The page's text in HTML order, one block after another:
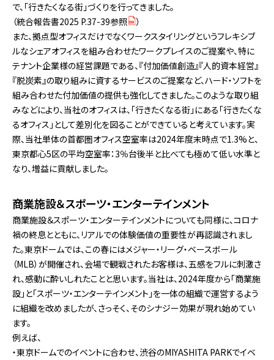
で、「行きたくなる街」づくりを行ってきました。
（統合報告書2025 P.37-39参照
）
また、拠点型オフィスだけでなくワークスタイリングというフレキシブ
ルなシェアオフィスを組み合わせたワークプレイスのご提案や、特に
テナント企業様の経営課題である、『付加価値創造』『人的資本経営』
『脱炭素』の取り組みに資するサービスのご提案など、ハード・ソフトを
組み合わせた付加価値の提供も強化してきました。このような取り組
みなどにより、当社のオフィスは、「行きたくなる街」にある「行きたくな
るオフィス」として差別化を図ることができていると考えています。実
際、当社単体の首都圏オフィス空室率は2024年度末時点で1.3%と、
東京都心5区の平均空室率：3％台後半と比べても極めて低い水準と
なり、増益に貢献しました。
商業施設＆スポーツ・エンターテインメント
商業施設＆スポーツ・エンターテインメントについても同様に、コロナ
禍の終息とともに、リアルでの体験価値の重要性が再認識されまし
た。東京ドームでは、この春にはメジャー・リーグ・ベースボール
（MLB）が開催され、会場で観戦されたお客様は、五感をフルに刺激さ
れ、感動に酔いしれたことと思います。当社は、2024年度から「商業施
設」と「スポーツ・エンターテインメント」を一体の組織で運営するよう
に組織を改めましたが、さっそく、そのシナジー効果が現れ始めてい
ます。
例えば、
・東京ドームでのイベントに合わせ、渋谷のMIYASHITA PARKでイベ